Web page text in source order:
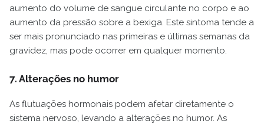
aumento do volume de sangue circulante no corpo e ao
aumento da pressão sobre a bexiga. Este sintoma tende a
ser mais pronunciado nas primeiras e últimas semanas da
gravidez, mas pode ocorrer em qualquer momento.
7. Alterações no humor
As flutuações hormonais podem afetar diretamente o
sistema nervoso, levando a alterações no humor. As